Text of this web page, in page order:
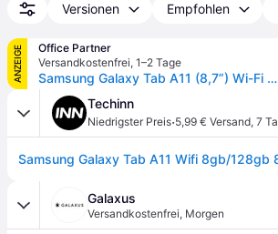
Versionen Empfohlen
ANZEIGE
Office Partner
Versandkostenfrei, 1–2 Tage
Samsung Galaxy Tab A11 (8,7”) Wi-Fi 128GB Grau
Techinn
Niedrigster Preis·5,99 € Versand, 7
Galaxus
Versandkostenfrei, Morgen